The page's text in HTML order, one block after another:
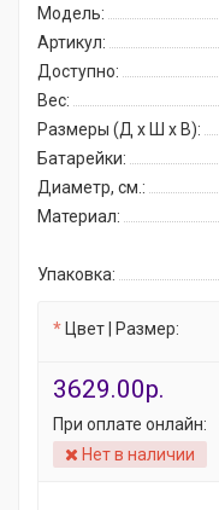
Модель:
Артикул:
Доступно:
Вес:
Размеры (Д x Ш x В):
Батарейки:
Диаметр, см.:
Материал:
Упаковка:
Цвет | Размер:
3629.00р.
При оплате онлайн:
Нет в наличии